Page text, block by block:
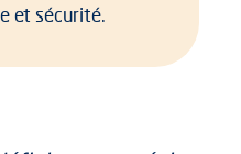
et sécurité.